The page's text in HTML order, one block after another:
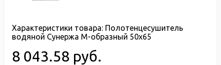
Характеристики товара: Полотенцесушитель
водяной Сунержа М-образный 50x65
8 043.58 руб.